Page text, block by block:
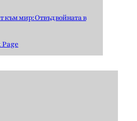
към мир: Отвъд войната в